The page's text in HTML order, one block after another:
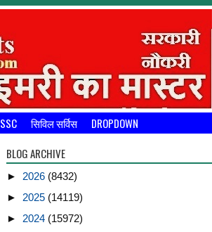
SSC सिविल सर्विस DROPDOWN
BLOG ARCHIVE
► 2026 (8432)
► 2025 (14119)
► 2024 (15972)